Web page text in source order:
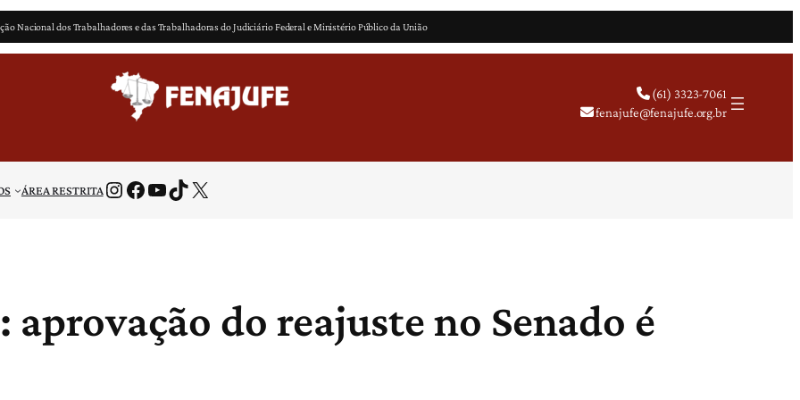
Nacional dos Trabalhadores e das Trabalhadoras do Judiciário Federal e Ministério Público da União
(61) 3323-7061
fenajufe@fenajufe.org.br
ÁREA RESTRITAInstagram Facebook Youtube TikTok X
do reajuste no Senado é